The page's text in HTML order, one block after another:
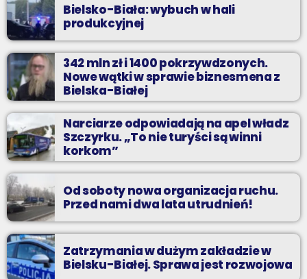
Bielsko-Biała: wybuch w hali
produkcyjnej
342 mln zł i 1400 pokrzywdzonych.
Nowe wątki w sprawie biznesmena z
Bielska-Białej
Narciarze odpowiadają na apel władz
Szczyrku. „To nie turyści są winni
korkom”
Od soboty nowa organizacja ruchu.
Przed nami dwa lata utrudnień!
Zatrzymania w dużym zakładzie w
Bielsku-Białej. Sprawa jest rozwojowa